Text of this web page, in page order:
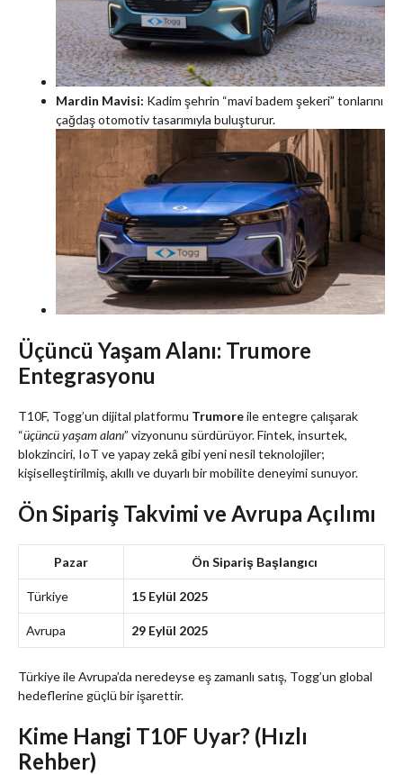
Mardin Mavisi: Kadim şehrin “mavi badem şekeri” tonlarını
çağdaş otomotiv tasarımıyla buluşturur.
Üçüncü Yaşam Alanı: Trumore
Entegrasyonu
T10F, Togg’un dijital platformu Trumoreile entegre çalışarak
“üçüncü yaşam alanı” vizyonunu sürdürüyor. Fintek, insurtek,
blokzinciri, IoT ve yapay zekâ gibi yeni nesil teknolojiler;
kişiselleştirilmiş, akıllı ve duyarlı bir mobilite deneyimi sunuyor.
Ön Sipariş Takvimi ve Avrupa Açılımı
Pazar Ön Sipariş Başlangıcı
Türkiye 15 Eylül 2025
Avrupa 29 Eylül 2025
Türkiye ile Avrupa’da neredeyse eş zamanlı satış, Togg’un global
hedeflerine güçlü bir işarettir.
Kime Hangi T10F Uyar? (Hızlı
Rehber)